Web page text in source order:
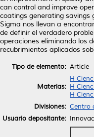
can control and improve
coatings generating savings
Sigma nos llevan a
de definir el verdadero
operaciones eliminando los
recubrimientos aplicados
Tipo de elemento: Article
Materias:
H
H
H
Divisiones: Centro
Usuario depositante: